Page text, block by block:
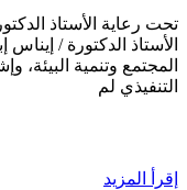
الأستاذ الدكتورة /
المجتمع وتنمية البيئة،
التنفيذي لم
إقرأ المزيد